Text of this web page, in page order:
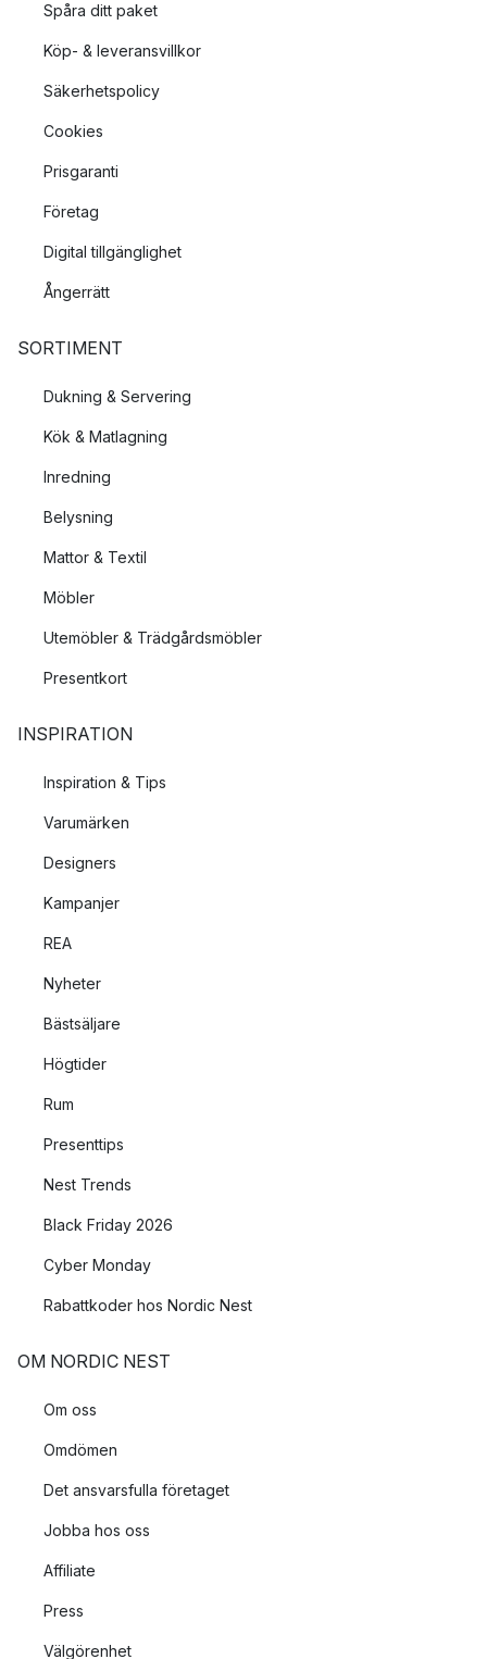
Spåra ditt paket
Köp- & leveransvillkor
Säkerhetspolicy
Cookies
Prisgaranti
Företag
Digital tillgänglighet
Ångerrätt
SORTIMENT
Dukning & Servering
Kök & Matlagning
Inredning
Belysning
Mattor & Textil
Möbler
Utemöbler & Trädgårdsmöbler
Presentkort
INSPIRATION
Inspiration & Tips
Varumärken
Designers
Kampanjer
REA
Nyheter
Bästsäljare
Högtider
Rum
Presenttips
Nest Trends
Black Friday 2026
Cyber Monday
Rabattkoder hos Nordic Nest
OM NORDIC NEST
Om oss
Omdömen
Det ansvarsfulla företaget
Jobba hos oss
Affiliate
Press
Välgörenhet